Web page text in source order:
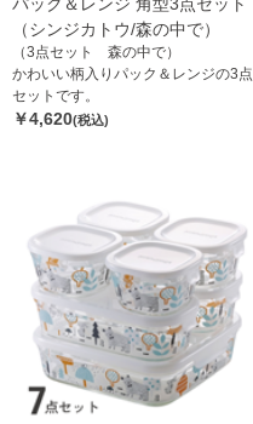
パック＆レンジ 角型3点セット
（シンジカトウ/森の中で）
（3点セット 森の中で）
かわいい柄入りパック＆レンジの3点
セットです。
￥4,620(税込)